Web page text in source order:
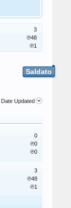
3
℗48
℗1
Saldato
Date Updated
0
℗0
℗0
3
℗48
℗1